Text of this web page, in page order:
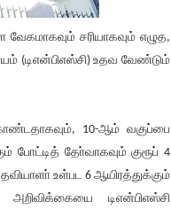
சரியாகவும் எழுத,
(டிஎன்பிஎஸ்சி) உதவ வேண்டும்
10-ஆம் வகுப்பை
போட்டித் தோ்வாகவும் குரூப் 4
உள்பட 6 ஆயிரத்துக்கும்
அறிவிக்கையை டிஎன்பிஎஸ்சி